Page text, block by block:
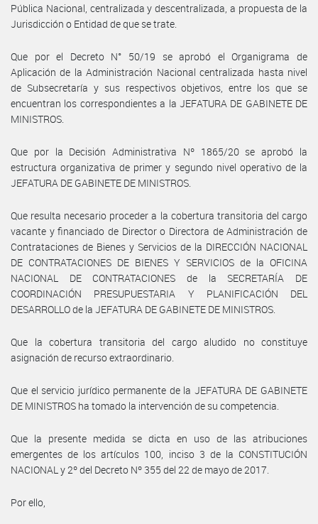
Pública Nacional, centralizada y descentralizada, a propuesta de la
Jurisdicción o Entidad de que se trate.
Que por el Decreto N° 50/19 se aprobó el Organigrama de
Aplicación de la Administración Nacional centralizada hasta nivel
de Subsecretaría y sus respectivos objetivos, entre los que se
encuentran los correspondientes a la JEFATURA DE GABINETE DE
MINISTROS.
Que por la Decisión Administrativa Nº 1865/20 se aprobó la
estructura organizativa de primer y segundo nivel operativo de la
JEFATURA DE GABINETE DE MINISTROS.
Que resulta necesario proceder a la cobertura transitoria del cargo
vacante y financiado de Director o Directora de Administración de
Contrataciones de Bienes y Servicios de la DIRECCIÓN NACIONAL
DE CONTRATACIONES DE BIENES Y SERVICIOS de la OFICINA
NACIONAL DE CONTRATACIONES de la SECRETARÍA DE
COORDINACIÓN PRESUPUESTARIA Y PLANIFICACIÓN DEL
DESARROLLO de la JEFATURA DE GABINETE DE MINISTROS.
Que la cobertura transitoria del cargo aludido no constituye
asignación de recurso extraordinario.
Que el servicio jurídico permanente de la JEFATURA DE GABINETE
DE MINISTROS ha tomado la intervención de su competencia.
Que la presente medida se dicta en uso de las atribuciones
emergentes de los artículos 100, inciso 3 de la CONSTITUCIÓN
NACIONAL y 2º del Decreto Nº 355 del 22 de mayo de 2017.
Por ello,